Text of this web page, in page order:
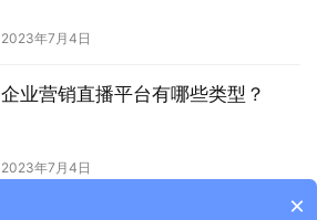
2023年7月4日
企业营销直播平台有哪些类型？
2023年7月4日
×